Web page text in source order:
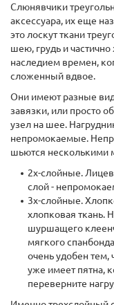
Слюнявчики
аксессуара, их еще
это лоскут ткани
шею, грудь и
наследием времен,
сложенный вдвое.
Они имеют разные
завязки, или просто
узел на шее.
непромокаемые.
шьются несколькими
2х-слойные.
слой -
3х-слойные.
хлопковая ткань.
шуршащего
мягкого
очень удобен тем,
уже имеет пятна,
переверните